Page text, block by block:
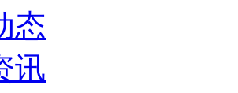
态
讯